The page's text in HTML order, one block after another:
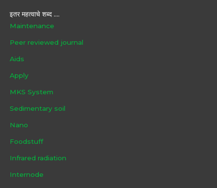
इतर महत्वाचे शब्द ....
Maintenance
Peer reviewed journal
Aids
Apply
MKS System
Sedimentary soil
Nano
Foodstuff
Infrared radiation
Internode